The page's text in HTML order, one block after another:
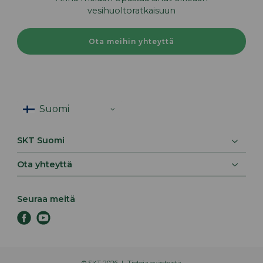
vesihuoltoratkaisuun
Ota meihin yhteyttä
SKT Suomi
Ota yhteyttä
Seuraa meitä
f
y